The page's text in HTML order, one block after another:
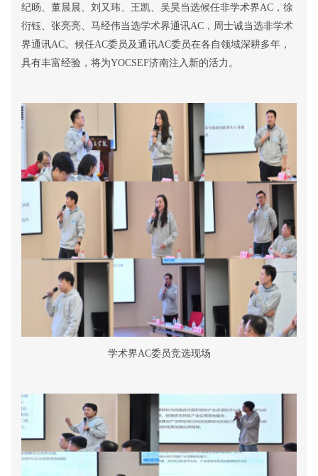
纪旸、董晨晨、刘又玮、王凯、吴昊当选候任非学术界AC ，徐
衍钰、张亮亮、马经伟当选学术界通讯AC ，周士诚当选非学术
界通讯AC。候任AC委员及通讯AC委员在各自领域深耕多年，
具有丰富经验，将为YOCSEF济南注入新的活力。
学术界AC委员竞选现场